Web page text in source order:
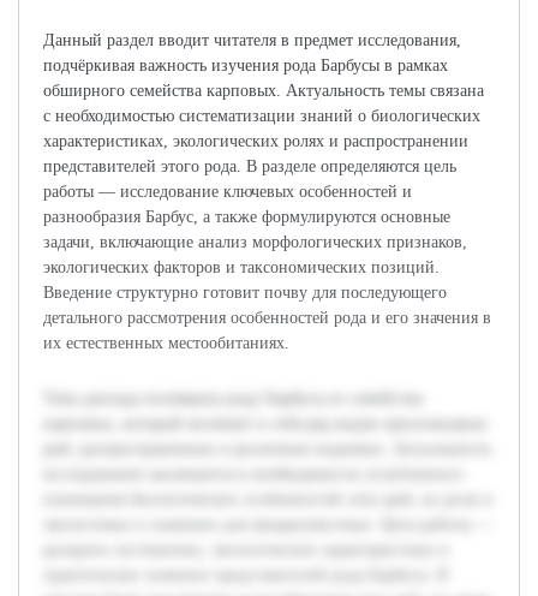
Данный раздел вводит читателя в предмет исследования,
подчёркивая важность изучения рода Барбусы в рамках
обширного семейства карповых. Актуальность темы связана
с необходимостью систематизации знаний о биологических
характеристиках, экологических ролях и распространении
представителей этого рода. В разделе определяются цель
работы — исследование ключевых особенностей и
разнообразия Барбус, а также формулируются основные
задачи, включающие анализ морфологических признаков,
экологических факторов и таксономических позиций.
Введение структурно готовит почву для последующего
детального рассмотрения особенностей рода и его значения в
их естественных местообитаниях.